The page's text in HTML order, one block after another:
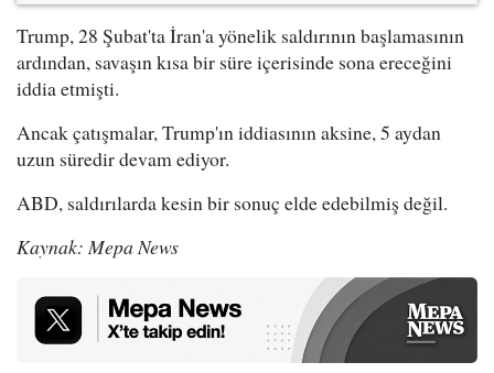
Trump, 28 Şubat'ta İran'a yönelik saldırının başlamasının
ardından, savaşın kısa bir süre içerisinde sona ereceğini
iddia etmişti.
Ancak çatışmalar, Trump'ın iddiasının aksine, 5 aydan
uzun süredir devam ediyor.
ABD, saldırılarda kesin bir sonuç elde edebilmiş değil.
Kaynak: Mepa News